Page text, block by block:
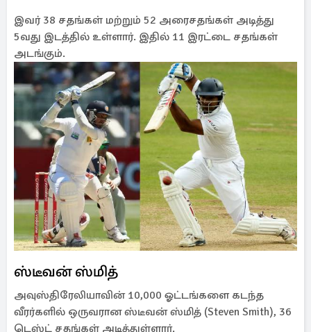
இவர் 38 சதங்கள் மற்றும் 52 அரைசதங்கள் அடித்து
5வது இடத்தில் உள்ளார். இதில் 11 இரட்டை சதங்கள்
அடங்கும்.
ஸ்டீவன் ஸ்மித்
அவுஸ்திரேலியாவின் 10,000 ஓட்டங்களை கடந்த
வீரர்களில் ஒருவரான ஸ்டீவன் ஸ்மித் (Steven Smith), 36
டெஸ்ட் சதங்கள் அடித்துள்ளார்.